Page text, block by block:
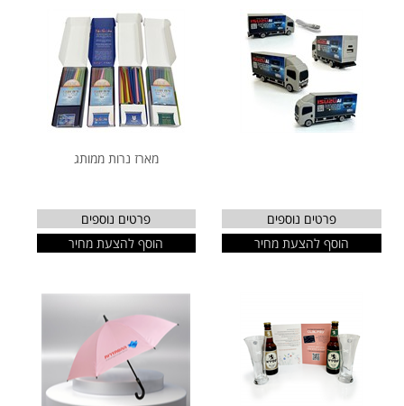
פרטים נוספים
הוסף להצעת מחיר
מארז נרות ממותג
פרטים נוספים
הוסף להצעת מחיר